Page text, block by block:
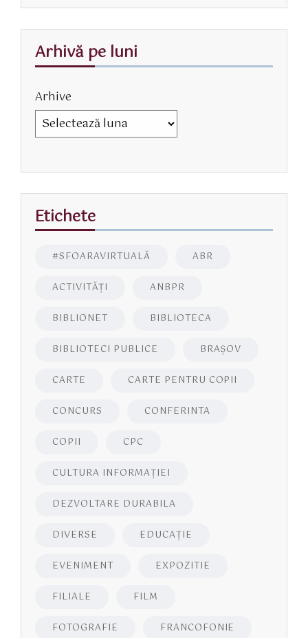
Arhivă pe luni
Arhive
Etichete
#SFOARAVIRTUALĂ ABR
ACTIVITĂŢI ANBPR
BIBLIONET BIBLIOTECA
BIBLIOTECI PUBLICE BRAŞOV
CARTE CARTE PENTRU COPII
CONCURS CONFERINTA
COPII CPC
CULTURA INFORMAŢIEI
DEZVOLTARE DURABILA
DIVERSE EDUCAŢIE
EVENIMENT EXPOZITIE
FILIALE FILM
FOTOGRAFIE FRANCOFONIE